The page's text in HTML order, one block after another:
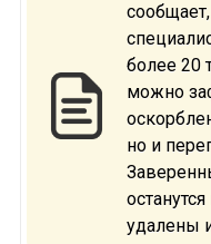
более 20
можно
но и
удалены